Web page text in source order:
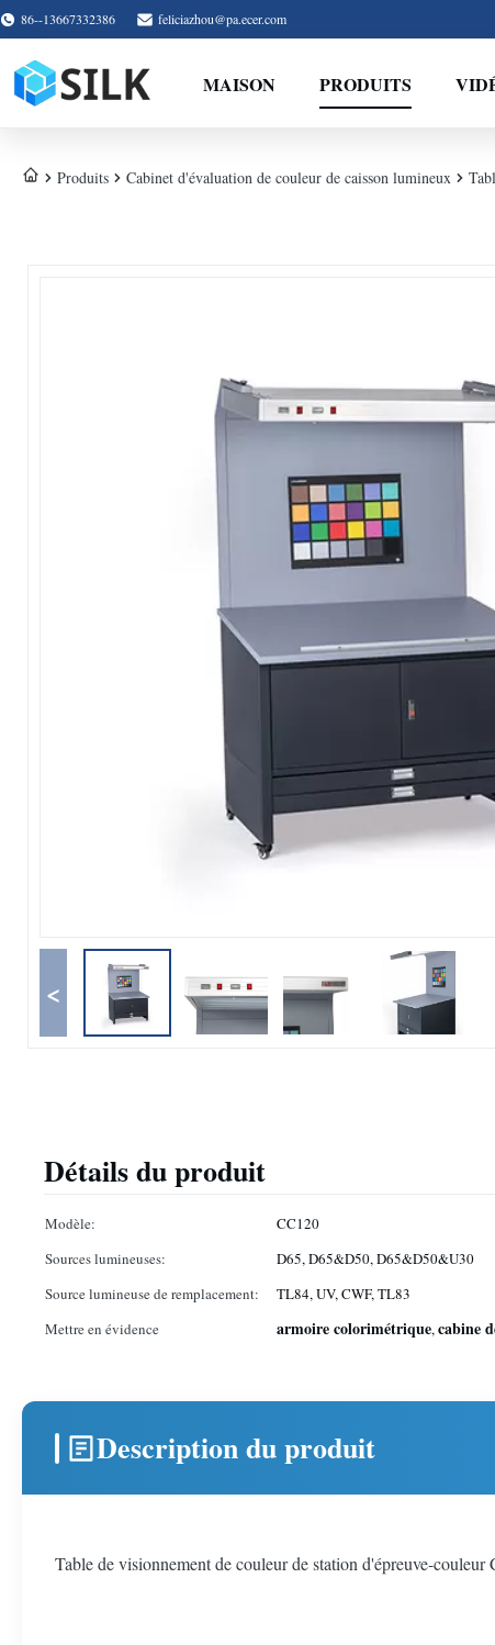
86--13667332386 feliciazhou@pa.ecer.com
MAISON PRODUITS
Produits Cabinet d'évaluation de couleur de caisson lumineux
<
Détails du produit
Modèle: CC120
Sources lumineuses:
D65, D65&D50, D65&D50&U30
Source lumineuse de remplacement:
TL84, UV, CWF, TL83
Mettre en évidence
armoire colorimétrique,cabine
Description du produit
Table de visionnement de couleur de station d'épreuve-